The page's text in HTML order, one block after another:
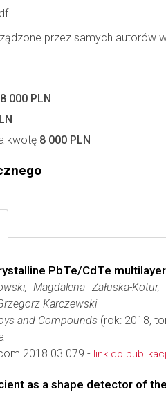
przez samych autorów
8 000 PLN
kwotę 8 000 PLN
PbTe/CdTe
Magdalena Załuska-
Karczewski
and Compounds (rok: 2018,
- link do
as a shape detector of